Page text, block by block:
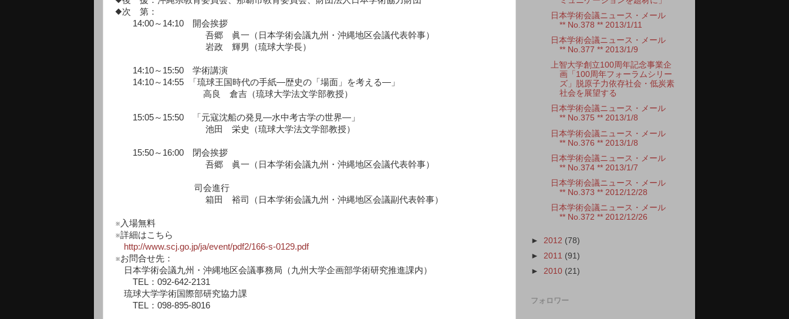
◆次 第：
14:00～14:10 開会挨拶
吾郷 眞一（日本学術会議九州・沖縄地区会議代表幹事）
岩政 輝男（琉球大学長）
14:10～15:50 学術講演
14:10～14:55 「琉球王国時代の手紙―歴史の「場面」を考える―」
高良 倉吉（琉球大学法文学部教授）
15:05～15:50 「元寇沈船の発見―水中考古学の世界―」
池田 栄史（琉球大学法文学部教授）
15:50～16:00 閉会挨拶
吾郷 眞一（日本学術会議九州・沖縄地区会議代表幹事）
司会進行
箱田 裕司（日本学術会議九州・沖縄地区会議副代表幹事）
※入場無料
※詳細はこちら
http://www.scj.go.jp/ja/event/pdf2/166-s-0129.pdf
※お問合せ先：
日本学術会議九州・沖縄地区会議事務局（九州大学企画部学術研究推進課内）
TEL：092‐642‐2131
琉球大学学術国際部研究協力課
TEL：098‐895‐8016
日本学術会議ニュース・メール
** No.378 ** 2013/1/11
日本学術会議ニュース・メール
** No.377 ** 2013/1/9
上智大学創立100周年記念事業企
画「100周年フォーラムシリー
ズ」脱原子力依存社会・低炭素
社会を展望する
日本学術会議ニュース・メール
** No.375 ** 2013/1/8
日本学術会議ニュース・メール
** No.376 ** 2013/1/8
日本学術会議ニュース・メール
** No.374 ** 2013/1/7
日本学術会議ニュース・メール
** No.373 ** 2012/12/28
日本学術会議ニュース・メール
** No.372 ** 2012/12/26
► 2012 (78)
► 2011 (91)
► 2010 (21)
フォロワー